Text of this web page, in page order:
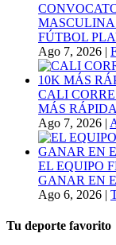
MASCULINA
FÚTBOL
Ago 7, 2026 |
CALI
MÁS
Ago 7, 2026 |
EL EQUIPO
GANAR EN
Ago 6, 2026 |
Tu deporte favorito